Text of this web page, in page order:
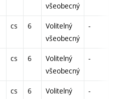
všeobecný
cs 6
Volitelný
všeobecný
-
cs 6
Volitelný
všeobecný
-
cs 6
Volitelný
-